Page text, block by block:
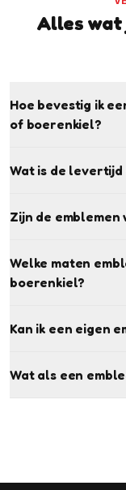
Alles wat
Hoe bevestig ik
of boerenkiel?
Wat is de
Zijn de emblemen
Welke maten
boerenkiel?
Kan ik een eigen
Wat als een